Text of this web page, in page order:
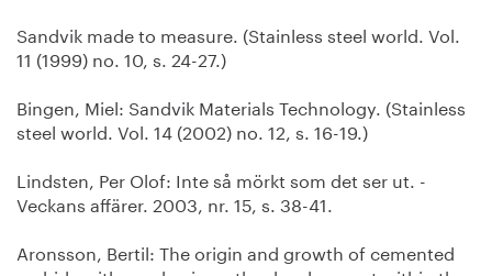
Sandvik made to measure. (Stainless steel world. Vol.
11 (1999) no. 10, s. 24-27.)
Bingen, Miel: Sandvik Materials Technology. (Stainless
steel world. Vol. 14 (2002) no. 12, s. 16-19.)
Lindsten, Per Olof: Inte så mörkt som det ser ut. -
Veckans affärer. 2003, nr. 15, s. 38-41.
Aronsson, Bertil: The origin and growth of cemented